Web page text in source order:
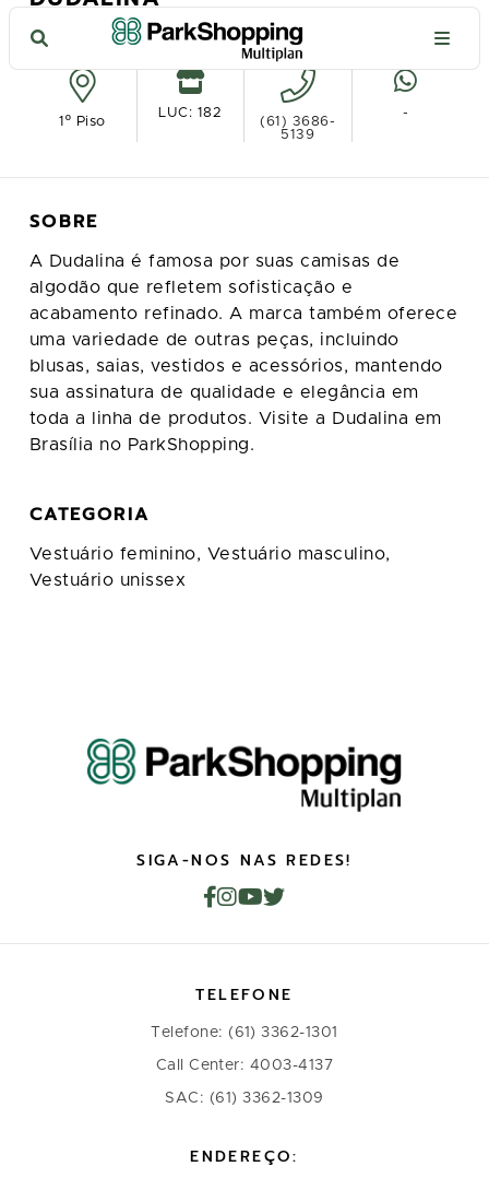
Ver no mapa
1º Piso
LUC: 182
(61) 3686-
5139
-
SOBRE
A Dudalina é famosa por suas camisas de
algodão que refletem sofisticação e
acabamento refinado. A marca também oferece
uma variedade de outras peças, incluindo
blusas, saias, vestidos e acessórios, mantendo
sua assinatura de qualidade e elegância em
toda a linha de produtos. Visite a Dudalina em
Brasília no ParkShopping.
CATEGORIA
Vestuário feminino, Vestuário masculino,
Vestuário unissex
SIGA-NOS NAS REDES!
TELEFONE
Telefone: (61) 3362-1301
Call Center: 4003-4137
SAC: (61) 3362-1309
ENDEREÇO: